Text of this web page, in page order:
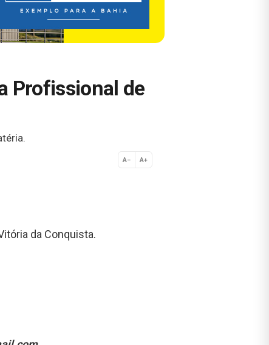
Profissional de
A− A+
Normal
da Conquista.